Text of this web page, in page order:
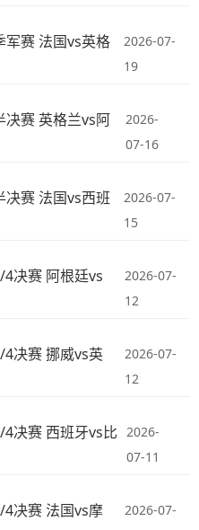
军赛 法国vs英格
2026-07-
19
决赛 英格兰vs阿
2026-
07-16
赛 法国vs西班
2026-07-
15
决赛 阿根廷vs
2026-07-
12
决赛 挪威vs英
2026-07-
12
决赛 西班牙vs比 2026-
07-11
决赛 法国vs摩
2026-07-